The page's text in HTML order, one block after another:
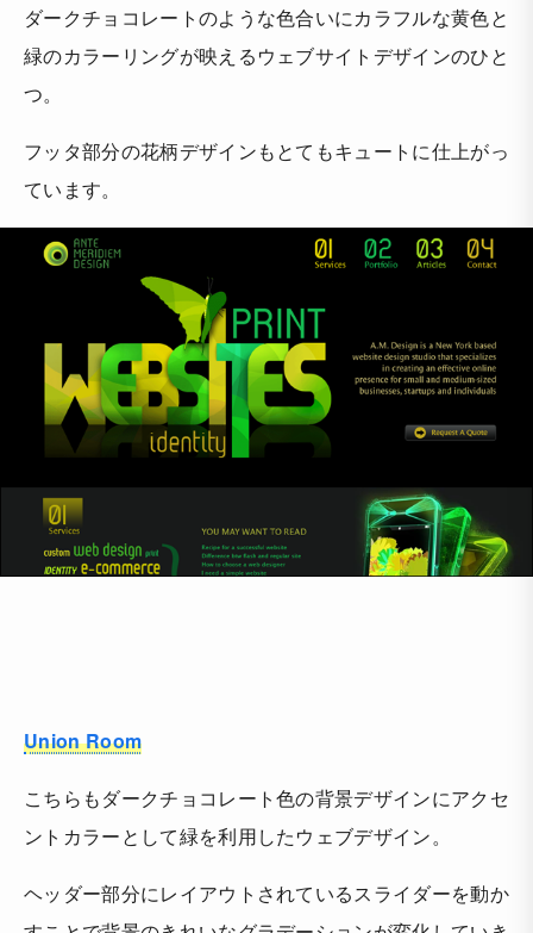
ダークチョコレートのような色合いにカラフルな黄色と
緑のカラーリングが映えるウェブサイトデザインのひと
つ。
フッタ部分の花柄デザインもとてもキュートに仕上がっ
ています。
Union Room
こちらもダークチョコレート色の背景デザインにアクセ
ントカラーとして緑を利用したウェブデザイン。
ヘッダー部分にレイアウトされているスライダーを動か